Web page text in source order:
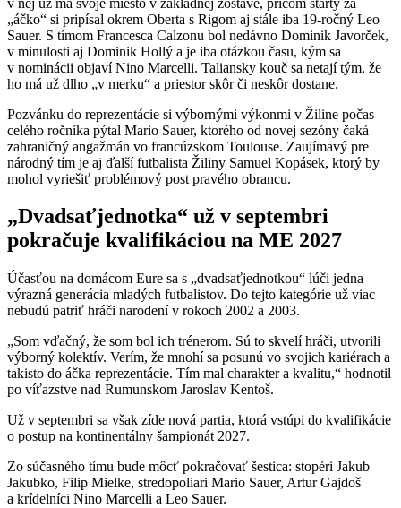
„áčko“ si pripísal okrem Oberta s Rigom aj stále iba 19-ročný Leo
Sauer. S tímom Francesca Calzonu bol nedávno Dominik Javorček,
v minulosti aj Dominik Hollý a je iba otázkou času, kým sa
v nominácii objaví Nino Marcelli. Taliansky kouč sa netají tým, že
ho má už dlho „v merku“ a priestor skôr či neskôr dostane.
Pozvánku do reprezentácie si výbornými výkonmi v Žiline počas
celého ročníka pýtal Mario Sauer, ktorého od novej sezóny čaká
zahraničný angažmán vo francúzskom Toulouse. Zaujímavý pre
národný tím je aj ďalší futbalista Žiliny Samuel Kopásek, ktorý by
mohol vyriešiť problémový post pravého obrancu.
„Dvadsaťjednotka“ už v septembri
pokračuje kvalifikáciou na ME 2027
Účasťou na domácom Eure sa s „dvadsaťjednotkou“ lúči jedna
výrazná generácia mladých futbalistov. Do tejto kategórie už viac
nebudú patriť hráči narodení v rokoch 2002 a 2003.
„Som vďačný, že som bol ich trénerom. Sú to skvelí hráči, utvorili
výborný kolektív. Verím, že mnohí sa posunú vo svojich kariérach a
takisto do áčka reprezentácie. Tím mal charakter a kvalitu,“ hodnotil
po víťazstve nad Rumunskom Jaroslav Kentoš.
Už v septembri sa však zíde nová partia, ktorá vstúpi do kvalifikácie
o postup na kontinentálny šampionát 2027.
Zo súčasného tímu bude môcť pokračovať šestica: stopéri Jakub
Jakubko, Filip Mielke, stredopoliari Mario Sauer, Artur Gajdoš
a krídelníci Nino Marcelli a Leo Sauer.